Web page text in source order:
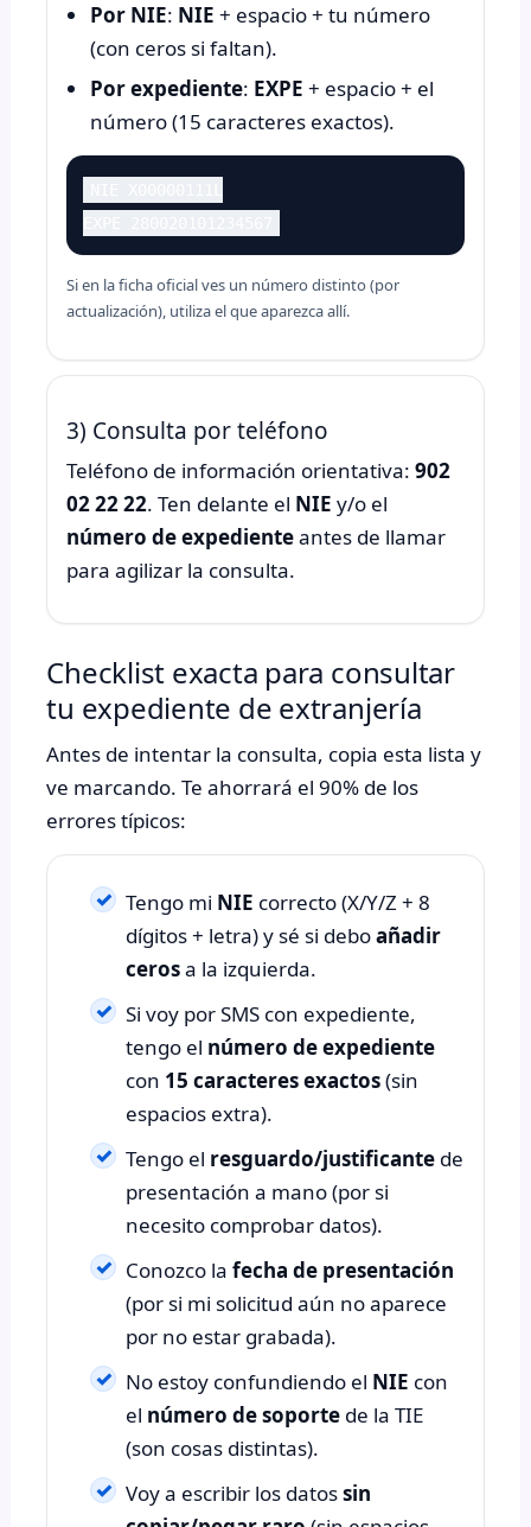
Por NIE: NIE + espacio + tu número
(con ceros si faltan).
Por expediente: EXPE + espacio + el
número (15 caracteres exactos).
Si en la ficha oficial ves un número distinto (por
actualización), utiliza el que aparezca allí.
3) Consulta por teléfono
Teléfono de información orientativa:902
02 22 22. Ten delante el NIE y/o el
número de expedienteantes de llamar
para agilizar la consulta.
Checklist exacta para consultar
tu expediente de extranjería
Antes de intentar la consulta, copia esta lista y
ve marcando. Te ahorrará el 90% de los
errores típicos:
Tengo mi NIE correcto (X/Y/Z + 8
dígitos + letra) y sé si deboañadir
cerosa la izquierda.
Si voy por SMS con expediente,
tengo el número de expediente
con 15 caracteres exactos(sin
espacios extra).
Tengo el resguardo/justificante de
presentación a mano (por si
necesito comprobar datos).
Conozco lafecha de presentación
(por si mi solicitud aún no aparece
por no estar grabada).
No estoy confundiendo el NIE con
el número de soporte de la TIE
(son cosas distintas).
Voy a escribir los datossin